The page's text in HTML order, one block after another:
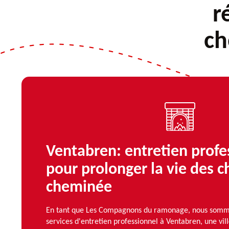
Ventabren: entretien
pour prolonger la vie des
cheminée
En tant que Les Compagnons du ramonage, nous
services d'entretien professionnel à Ventabren, une